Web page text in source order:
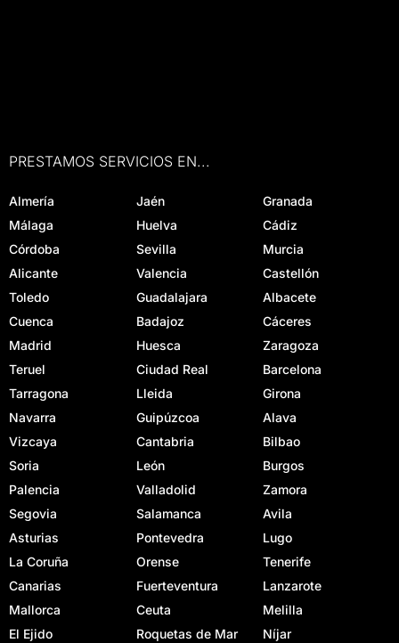
PRESTAMOS SERVICIOS EN...
Almería Jaén
Granada
Málaga
Huelva
Cádiz
Córdoba
Sevilla
Murcia
Alicante
Valencia
Castellón
Toledo
Guadalajara
Albacete
Cuenca
Badajoz
Cáceres
Madrid
Huesca
Zaragoza
Teruel
Ciudad Real
Barcelona
Tarragona
Lleida
Girona
Navarra
Guipúzcoa
Alava
Vizcaya
Cantabria
Bilbao
Soria
León
Burgos
Palencia
Valladolid
Zamora
Segovia
Salamanca
Avila
Asturias
Pontevedra
Lugo
La Coruña
Orense
Tenerife
Canarias
Fuerteventura
Lanzarote
Mallorca
Ceuta
Melilla
El Ejido
Roquetas de Mar
Níjar